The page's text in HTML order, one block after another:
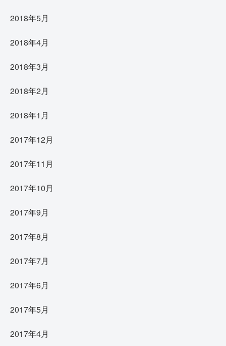
2018年5月
2018年4月
2018年3月
2018年2月
2018年1月
2017年12月
2017年11月
2017年10月
2017年9月
2017年8月
2017年7月
2017年6月
2017年5月
2017年4月